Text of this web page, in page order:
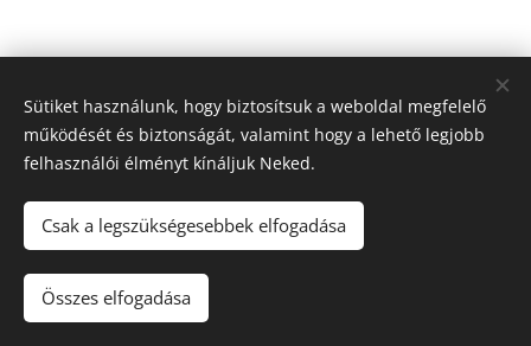
Webnode
Sütiket használunk, hogy biztosítsuk a weboldal megfelelő
működését és biztonságát, valamint hogy a lehető legjobb
felhasználói élményt kínáljuk Neked.
Csak a legszükségesebbek elfogadása
Összes elfogadása